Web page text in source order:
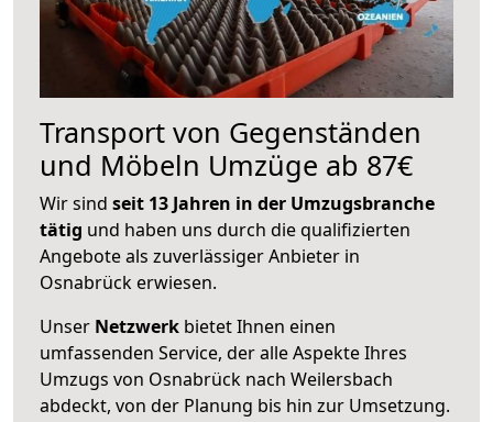
Transport von Gegenständen
und Möbeln Umzüge ab 87€
Wir sind seit 13 Jahren in der Umzugsbranche
tätig und haben uns durch die qualifizierten
Angebote als zuverlässiger Anbieter in
Osnabrück erwiesen.
Unser Netzwerk bietet Ihnen einen
umfassenden Service, der alle Aspekte Ihres
Umzugs von Osnabrück nach Weilersbach
abdeckt, von der Planung bis hin zur Umsetzung.